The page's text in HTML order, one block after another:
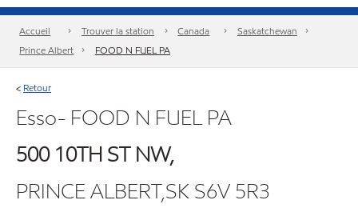
Accueil Trouver la station Canada
Saskatchewan
Prince Albert
FOOD N FUEL PA
< Retour
Esso- FOOD N FUEL PA
500 10TH ST NW,
PRINCE ALBERT,SK S6V 5R3